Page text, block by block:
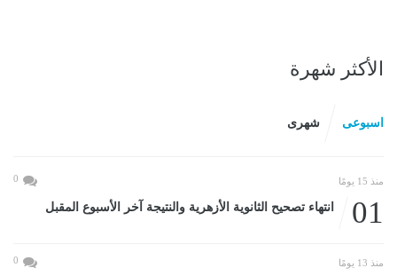
الأكثر شهرة
اسبوعى شهرى
منذ 15 يومًا 0
01 انتهاء تصحيح الثانوية الأزهرية والنتيجة آخر الأسبوع المقبل
منذ 13 يومًا 0